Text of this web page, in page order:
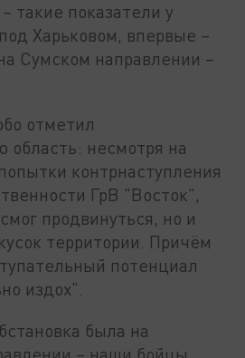
такие показатели у
Харьковом, впервые –
Сумском направлении –
отметил
область: несмотря на
контрнаступления
ГрВ "Восток",
продвинуться, но и
территории. Причём
потенциал
издох".
была на
– наши бойцы